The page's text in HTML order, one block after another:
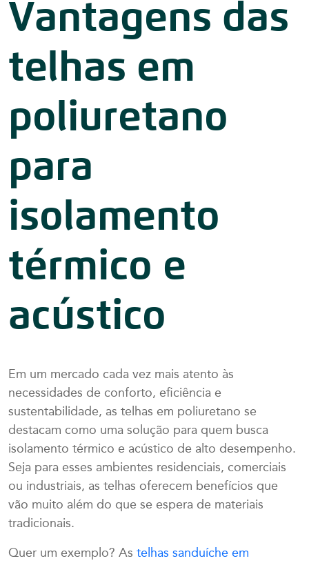
Vantagens das
telhas em
poliuretano
para
isolamento
térmico e
acústico
Em um mercado cada vez mais atento às
necessidades de conforto, eficiência e
sustentabilidade, as telhas em poliuretano se
destacam como uma solução para quem busca
isolamento térmico e acústico de alto desempenho.
Seja para esses ambientes residenciais, comerciais
ou industriais, as telhas oferecem benefícios que
vão muito além do que se espera de materiais
tradicionais.
Quer um exemplo? As telhas sanduíche em